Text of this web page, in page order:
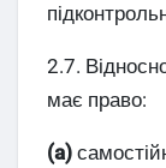
2.7.
має право:
(а)